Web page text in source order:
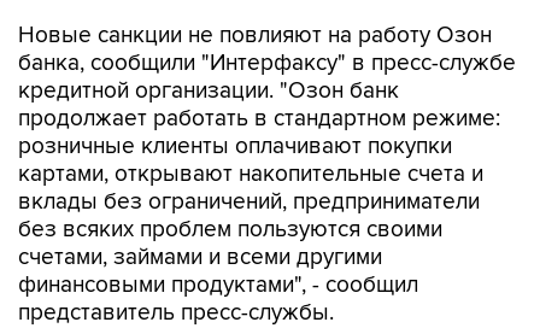
Новые санкции не повлияют на работу Озон
банка, сообщили "Интерфаксу" в пресс-службе
кредитной организации. "Озон банк
продолжает работать в стандартном режиме:
розничные клиенты оплачивают покупки
картами, открывают накопительные счета и
вклады без ограничений, предприниматели
без всяких проблем пользуются своими
счетами, займами и всеми другими
финансовыми продуктами", - сообщил
представитель пресс-службы.